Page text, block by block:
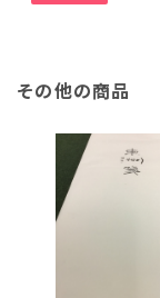
その他の商品